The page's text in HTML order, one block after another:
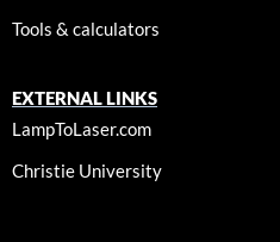
Tools & calculators
EXTERNAL LINKS
LampToLaser.com
Christie University